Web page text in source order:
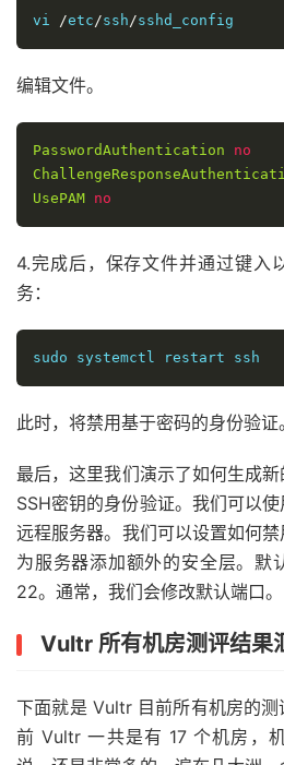
vi /etc/ssh/sshd_config
编辑文件。
PasswordAuthentication
no
UsePAM no
4.完成后，保存文件并通过键入
务：
sudo systemctl restart ssh
此时，将禁用基于密码的身份验证。
最后，这里我们演示了如何生成
SSH密钥的身份验证。我们可以
远程服务器。我们可以设置如何
为服务器添加额外的安全层。默
22。通常，我们会修改默认端口。
Vultr 所有机房测评结果
下面就是 Vultr 目前所有机房的测
前 Vultr 一共是有 17 个机房，